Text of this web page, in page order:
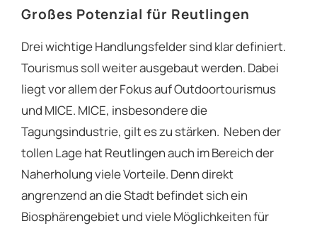
Großes Potenzial für Reutlingen
Drei wichtige Handlungsfelder sind klar definiert.
Tourismus soll weiter ausgebaut werden. Dabei
liegt vor allem der Fokus auf Outdoortourismus
und MICE. MICE, insbesondere die
Tagungsindustrie, gilt es zu stärken. Neben der
tollen Lage hat Reutlingen auch im Bereich der
Naherholung viele Vorteile. Denn direkt
angrenzend an die Stadt befindet sich ein
Biosphärengebiet und viele Möglichkeiten für